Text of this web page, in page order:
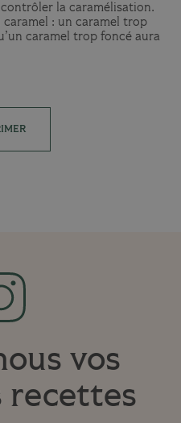
la caramélisation.
: un caramel trop
caramel trop foncé aura
vos
recettes